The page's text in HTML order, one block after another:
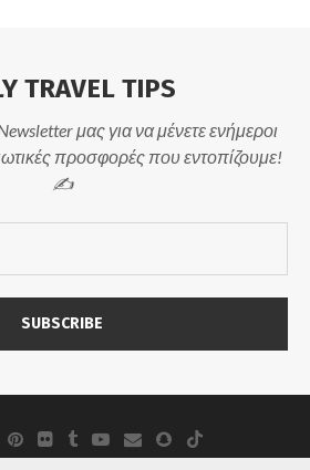
TRAVEL TIPS
μας για να μένετε ενήμεροι
προσφορές που εντοπίζουμε!
✍️